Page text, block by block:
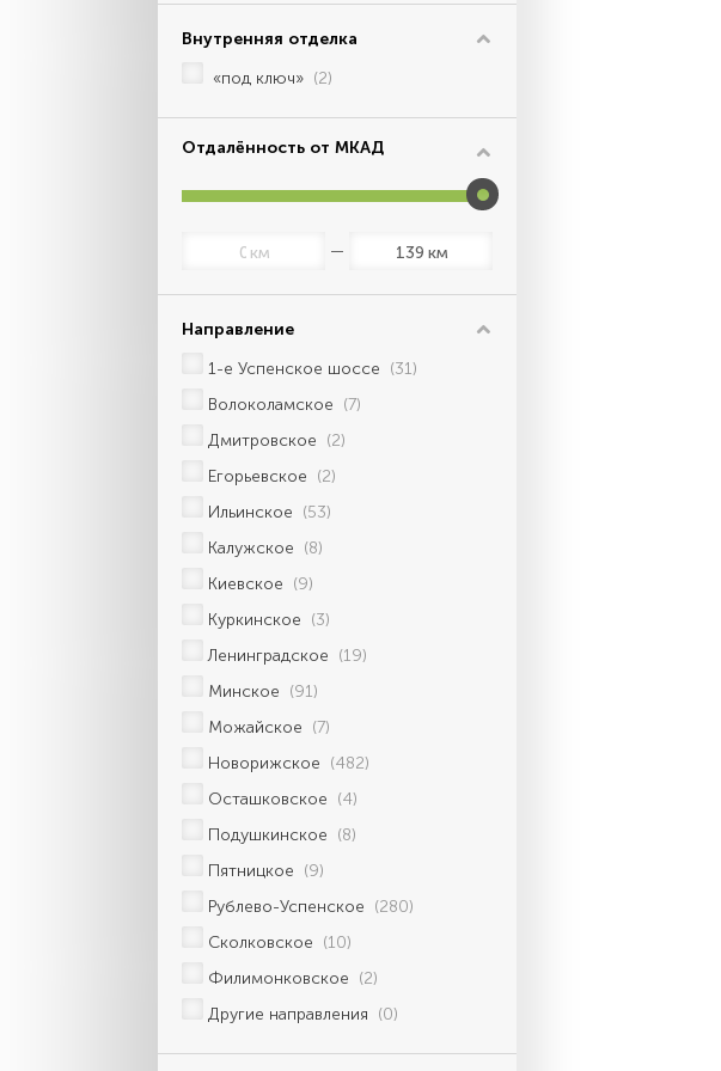
Внутренняя отделка
«под ключ» (2)
Отдалённость от МКАД
км км
Направление
1-е Успенское шоссе (31)
Волоколамское (7)
Дмитровское (2)
Егорьевское (2)
Ильинское (53)
Калужское (8)
Киевское (9)
Куркинское (3)
Ленинградское (19)
Минское (91)
Можайское (7)
Новорижское (482)
Осташковское (4)
Подушкинское (8)
Пятницкое (9)
Рублево-Успенское (280)
Сколковское (10)
Филимонковское (2)
Другие направления (0)